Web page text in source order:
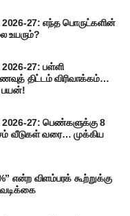
2026-27: எந்த பொருட்களின்
உயரும்?
2026-27: பள்ளி
திட்டம் விரிவாக்கம்…
பயன்!
2026-27: பெண்களுக்கு 8
வீடுகள் வரை… முக்கிய
என்ற விளம்பரக் கூற்றுக்கு